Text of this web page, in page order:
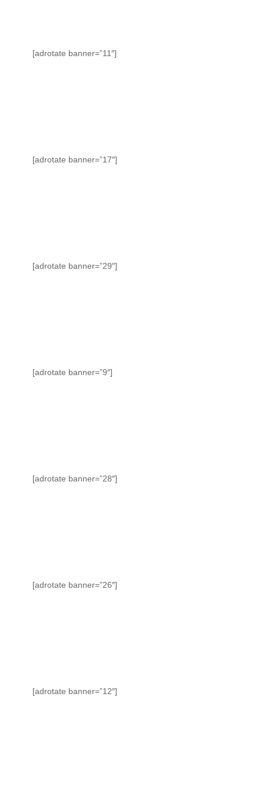
[adrotate banner=”11″]
[adrotate banner=”17″]
[adrotate banner=”29″]
[adrotate banner=”9″]
[adrotate banner=”28″]
[adrotate banner=”26″]
[adrotate banner=”12″]